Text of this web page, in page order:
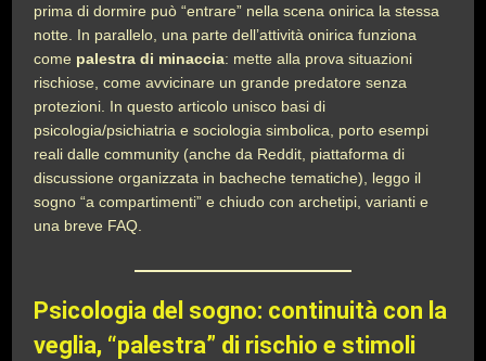
prima di dormire può “entrare” nella scena onirica la stessa
notte. In parallelo, una parte dell’attività onirica funziona
come palestra di minaccia: mette alla prova situazioni
rischiose, come avvicinare un grande predatore senza
protezioni. In questo articolo unisco basi di
psicologia/psichiatria e sociologia simbolica, porto esempi
reali dalle community (anche da Reddit, piattaforma di
discussione organizzata in bacheche tematiche), leggo il
sogno “a compartimenti” e chiudo con archetipi, varianti e
una breve FAQ.
Psicologia del sogno: continuità con la
veglia, “palestra” di rischio e stimoli